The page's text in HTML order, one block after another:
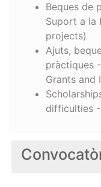
Beques de
Suport a la
projects)
Ajuts,
pràctiques
Grants and
difficulties